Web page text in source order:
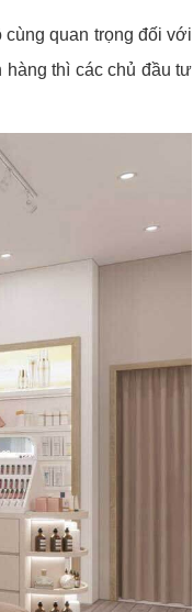
quan trọng đối với
thì các chủ đầu tư